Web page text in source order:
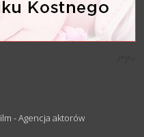
- Agencja aktorów